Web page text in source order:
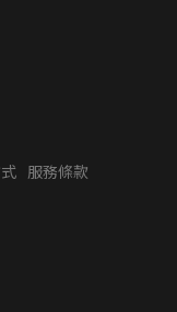
服務條款